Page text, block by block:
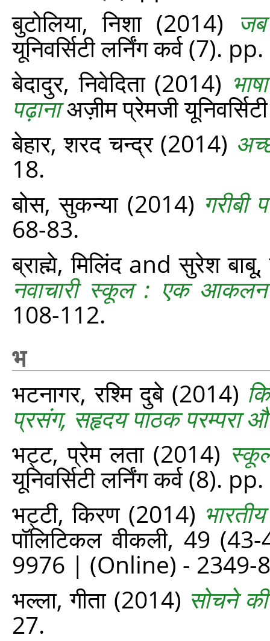
बुटोलिया, निशा(2014)
यूनिवर्सिटी लर्निंग कर्व (7).
बेदादुर, निवेदिता(2014)
पढ़ानाअज़ीम प्रेमजी
बेहार, शरद चन्द्र(2014)
18.
बोस, सुकन्या(2014) गरीबी
68-83.
ब्राह्मे, मिलिंदandसुरेश बाबू,
नवाचारी स्कूल : एक आकलन
108-112.
भ
भटनागर, रश्मि दुबे(2014)
प्रसंग, सहृदय पाठक परम्परा और
भट्ट, प्रेम लता(2014)
यूनिवर्सिटी लर्निंग कर्व (8).
भट्टी, किरण(2014)
पॉलिटिकल वीकली, 49
9976 | (Online) - 2349-
भल्ला, गीता(2014) सोचने
27.